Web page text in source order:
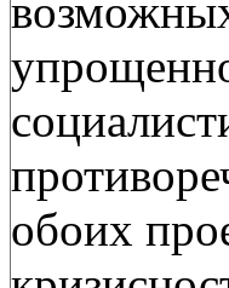
обоих